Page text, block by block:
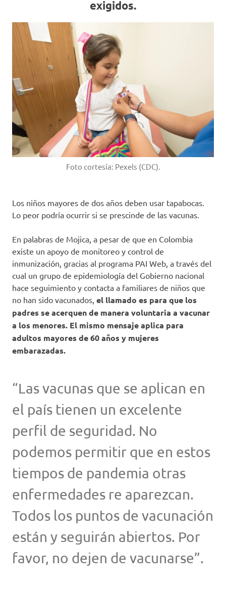
exigidos.
Foto cortesía: Pexels (CDC).
Los niños mayores de dos años deben usar tapabocas.
Lo peor podría ocurrir si se prescinde de las vacunas.
En palabras de Mojica, a pesar de que en Colombia
existe un apoyo de monitoreo y control de
inmunización, gracias al programa PAI Web, a través del
cual un grupo de epidemiología del Gobierno nacional
hace seguimiento y contacta a familiares de niños que
no han sido vacunados, el llamado es para que los
padres se acerquen de manera voluntaria a vacunar
a los menores. El mismo mensaje aplica para
adultos mayores de 60 años y mujeres
embarazadas.
“Las vacunas que se aplican en
el país tienen un excelente
perfil de seguridad. No
podemos permitir que en estos
tiempos de pandemia otras
enfermedades re aparezcan.
Todos los puntos de vacunación
están y seguirán abiertos. Por
favor, no dejen de vacunarse”.